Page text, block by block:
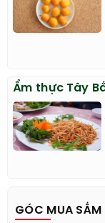
Ẩm thực Tây
GÓC MUA SẮM